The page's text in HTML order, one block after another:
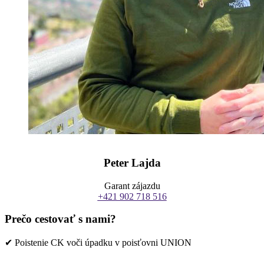
Peter Lajda
Garant zájazdu
+421 902 718 516
Prečo cestovať s nami?
✔ Poistenie CK voči úpadku v poisťovni UNION